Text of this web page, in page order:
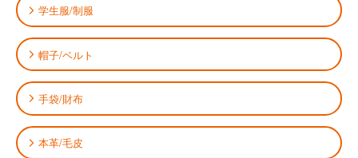
学生服/制服
帽子/ベルト
手袋/財布
本革/毛皮